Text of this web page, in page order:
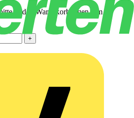
in den Warenkorb legen, um
+